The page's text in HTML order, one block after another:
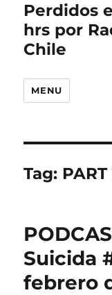
Perdidos
hrs por
Chile
MENU
Tag:
Suicida
febrero